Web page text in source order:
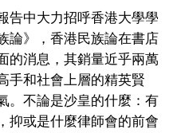
告中大力招呼香港大學學
論》，香港民族論在書店
的消息，其銷量近乎兩萬
手和社會上層的精英賢
。不論是沙皇的什麼：有
抑或是什麼律師會的前會